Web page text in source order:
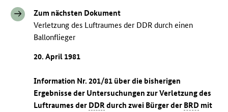
Zum nächsten Dokument
Verletzung des Luftraumes der DDR durch einen
Ballonflieger
20. April 1981
Information Nr. 201/81 über die bisherigen
Ergebnisse der Untersuchungen zur Verletzung des
Luftraumes der DDRdurch zwei Bürger der BRD mit